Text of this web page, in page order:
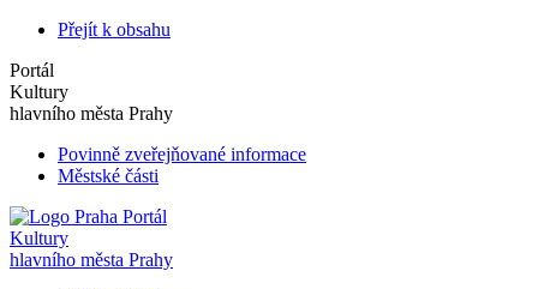
Přejít k obsahu
Portál
Kultury
hlavního města Prahy
Povinně zveřejňované informace
Městské části
Portál
Kultury
hlavního města Prahy